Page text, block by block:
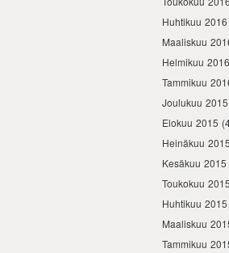
Huhtikuu 2016
Maaliskuu
Helmikuu 2016
Tammikuu
Joulukuu 2015
Elokuu 2015
Heinäkuu 2015
Kesäkuu 2015
Toukokuu 2015
Huhtikuu 2015
Maaliskuu
Tammikuu